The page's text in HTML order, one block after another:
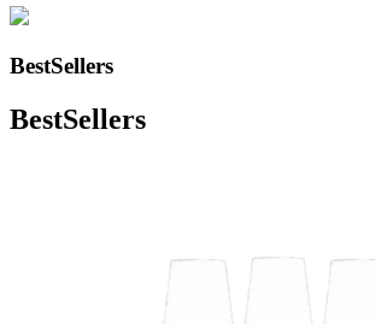
BestSellers
BestSellers